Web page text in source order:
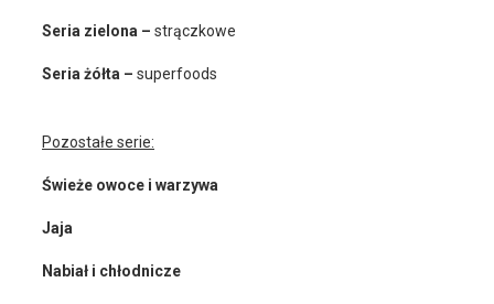
Seria zielona – strączkowe
Seria żółta – superfoods
Pozostałe serie:
Świeże owoce i warzywa
Jaja
Nabiał i chłodnicze